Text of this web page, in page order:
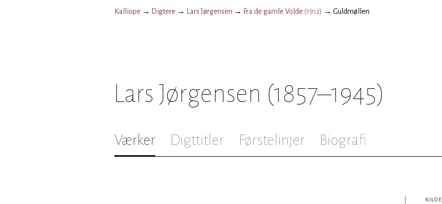
Kalliope → Digtere → Lars Jørgensen → Fra de gamle Volde (1912) → Guldmøllen
Lars Jørgensen (1857–1945)
Værker Digttitler Førstelinjer Biografi
KILDE